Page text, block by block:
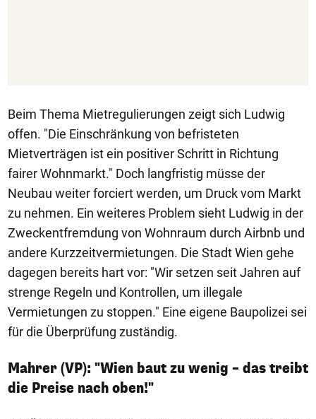
Beim Thema Mietregulierungen zeigt sich Ludwig
offen. "Die Einschränkung von befristeten
Mietverträgen ist ein positiver Schritt in Richtung
fairer Wohnmarkt." Doch langfristig müsse der
Neubau weiter forciert werden, um Druck vom Markt
zu nehmen. Ein weiteres Problem sieht Ludwig in der
Zweckentfremdung von Wohnraum durch Airbnb und
andere Kurzzeitvermietungen. Die Stadt Wien gehe
dagegen bereits hart vor: "Wir setzen seit Jahren auf
strenge Regeln und Kontrollen, um illegale
Vermietungen zu stoppen." Eine eigene Baupolizei sei
für die Überprüfung zuständig.
Mahrer (VP): "Wien baut zu wenig – das treibt
die Preise nach oben!"